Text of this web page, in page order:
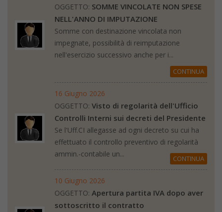
OGGETTO: SOMME VINCOLATE NON SPESE
NELL'ANNO DI IMPUTAZIONE
Somme con destinazione vincolata non
impegnate, possibilità di reimputazione
nell'esercizio successivo anche per i...
CONTINUA
16 Giugno 2026
OGGETTO: Visto di regolarità dell'Ufficio
Controlli Interni sui decreti del Presidente
Se l'Uff.CI allegasse ad ogni decreto su cui ha
effettuato il controllo preventivo di regolarità
ammin.-contabile un...
CONTINUA
10 Giugno 2026
OGGETTO: Apertura partita IVA dopo aver
sottoscritto il contratto